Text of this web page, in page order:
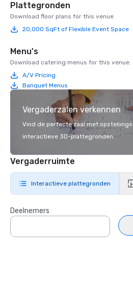
Plattegronden
Download floor plans for this venue.
20,000 SqFt of Flexible Event Space
Menu's
Download catering menus for this venue.
A/V Pricing
Banquet Menus
Vergaderzalen verkennen
Vind de perfecte zaal met
interactieve 3D-plattegronden.
Vergaderruimte
Interactieve plattegronden
Deelnemers